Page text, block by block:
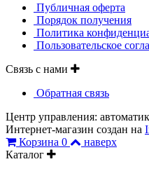
Публичная оферта
Порядок получения
Политика
Пользовательское
Связь с нами
Обратная связь
Центр управления:
Интернет-магазин создан на
Корзина 0
наверх
Каталог